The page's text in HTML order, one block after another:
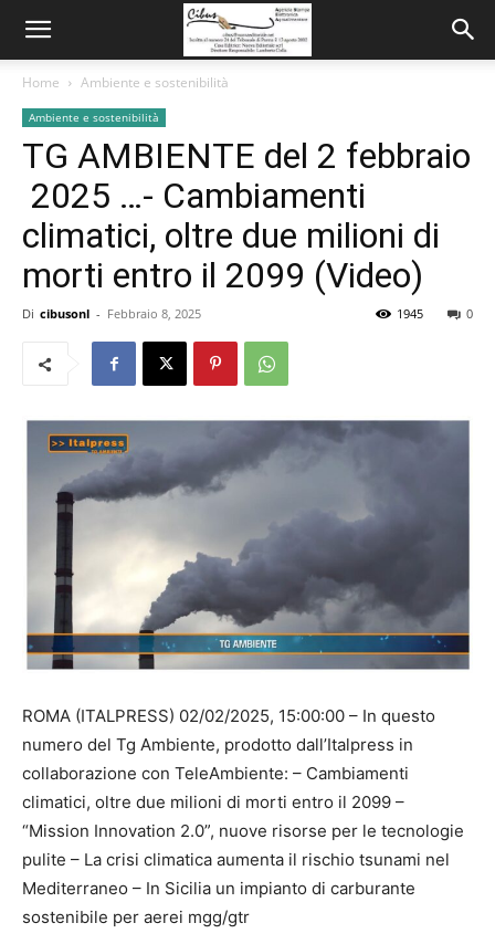
Home Ambiente e sostenibilità
Ambiente e sostenibilità
TG AMBIENTE del 2 febbraio
2025 …- Cambiamenti
climatici, oltre due milioni di
morti entro il 2099 (Video)
Di cibusonl - Febbraio 8, 2025 0
1945
ROMA (ITALPRESS) 02/02/2025, 15:00:00 – In questo
numero del Tg Ambiente, prodotto dall’Italpress in
collaborazione con TeleAmbiente: – Cambiamenti
climatici, oltre due milioni di morti entro il 2099 –
“Mission Innovation 2.0”, nuove risorse per le tecnologie
pulite – La crisi climatica aumenta il rischio tsunami nel
Mediterraneo – In Sicilia un impianto di carburante
sostenibile per aerei mgg/gtr